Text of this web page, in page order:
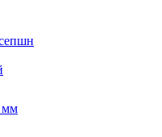
мм